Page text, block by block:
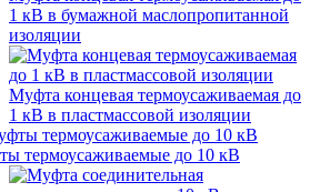
1 кВ в бумажной маслопропитанной
изоляции
Муфта концевая термоусаживаемая до
1 кВ в пластмассовой изоляции
термоусаживаемые до 10 кВ